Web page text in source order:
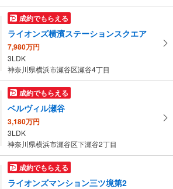
成約でもらえる
ライオンズ横濱ステーションスクエア
7,980万円
3LDK
神奈川県横浜市瀬谷区瀬谷4丁目
成約でもらえる
ベルヴィル瀬谷
3,180万円
3LDK
神奈川県横浜市瀬谷区下瀬谷2丁目
成約でもらえる
ライオンズマンション三ツ境第2